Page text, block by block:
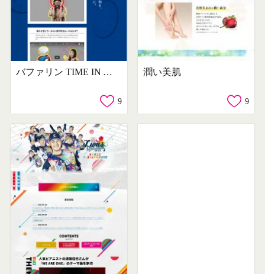
バファリン TIME IN A BOX デジタルガチャ！キャンペーン
9
潤い美肌
9